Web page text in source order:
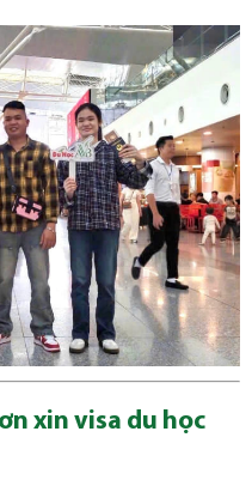
xin visa du học